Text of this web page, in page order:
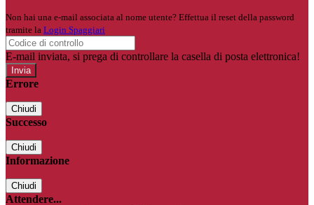
Non hai una e-mail associata al nome utente? Effettua il reset della password
tramite la Login Spaggiari
E-mail inviata, si prega di controllare la casella di posta elettronica!
Errore
Chiudi
Successo
Chiudi
Informazione
Chiudi
Attendere...